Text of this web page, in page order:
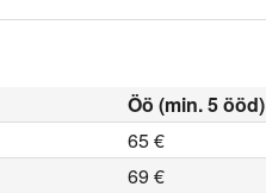
Öö (min. 5 ööd)
65 €
69 €